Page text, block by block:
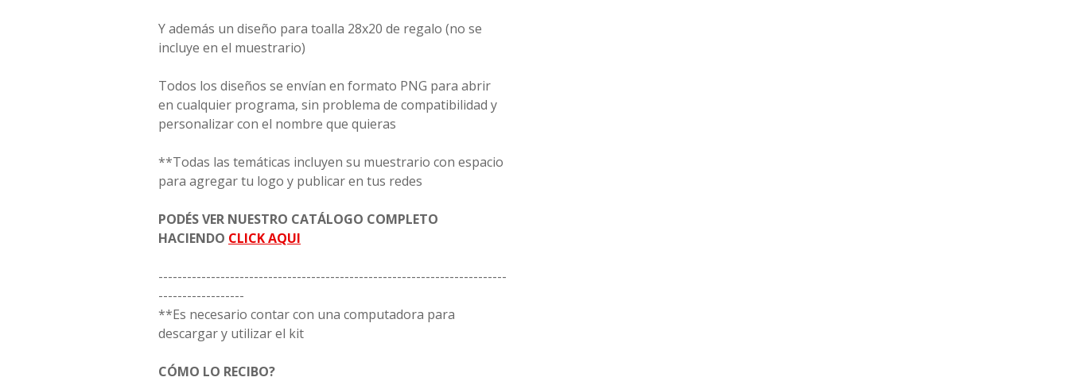
Y además un diseño para toalla 28x20 de regalo (no se
incluye en el muestrario)
Todos los diseños se envían en formato PNG para abrir
en cualquier programa, sin problema de compatibilidad y
personalizar con el nombre que quieras
**Todas las temáticas incluyen su muestrario con espacio
para agregar tu logo y publicar en tus redes
PODÉS VER NUESTRO CATÁLOGO COMPLETO
HACIENDO CLICK AQUI
-------------------------------------------------------------------------
------------------
**Es necesario contar con una computadora para
descargar y utilizar el kit
CÓMO LO RECIBO?